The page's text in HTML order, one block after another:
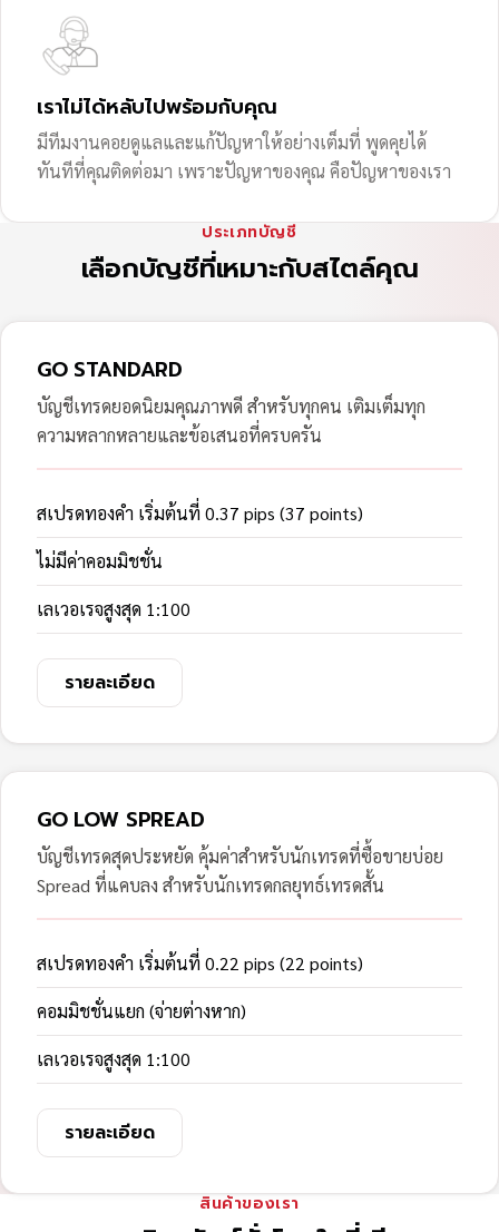
เราไม่ได้หลับไปพร้อมกับคุณ
มีทีมงานคอยดูแลและแก้ปัญหาให้อย่างเต็มที่ พูดคุยได้
ทันทีที่คุณติดต่อมา เพราะปัญหาของคุณ คือปัญหาของเรา
ประเภทบัญชี
เลือกบัญชีที่เหมาะกับสไตล์คุณ
GO STANDARD
บัญชีเทรดยอดนิยมคุณภาพดี สำหรับทุกคน เติมเต็มทุก
ความหลากหลายและข้อเสนอที่ครบครัน
สเปรดทองคำ เริ่มต้นที่ 0.37 pips (37 points)
ไม่มีค่าคอมมิชชั่น
เลเวอเรจสูงสุด 1:100
รายละเอียด
GO LOW SPREAD
บัญชีเทรดสุดประหยัด คุ้มค่าสำหรับนักเทรดที่ซื้อขายบ่อย
Spread ที่แคบลง สำหรับนักเทรดกลยุทธ์เทรดสั้น
สเปรดทองคำ เริ่มต้นที่ 0.22 pips (22 points)
คอมมิชชั่นแยก (จ่ายต่างหาก)
เลเวอเรจสูงสุด 1:100
รายละเอียด
สินค้าของเรา